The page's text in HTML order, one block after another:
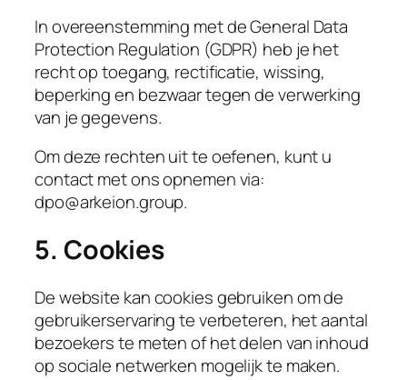
In overeenstemming met de General Data
Protection Regulation (GDPR) heb je het
recht op toegang, rectificatie, wissing,
beperking en bezwaar tegen de verwerking
van je gegevens.
Om deze rechten uit te oefenen, kunt u
contact met ons opnemen via:
dpo@arkeion.group.
5. Cookies
De website kan cookies gebruiken om de
gebruikerservaring te verbeteren, het aantal
bezoekers te meten of het delen van inhoud
op sociale netwerken mogelijk te maken.